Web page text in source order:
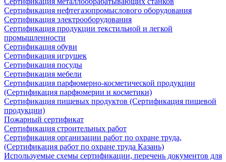
Сертификация нефтегазопромыслового оборудования
Сертификация электрооборудования
Сертификация продукции текстильной и легкой
промышленности
Сертификация обуви
Сертификация игрушек
Сертификация посуды
Сертификация мебели
Сертификация парфюмерно-косметической продукции
(Сертификация парфюмерии и косметики)
Сертификация пищевых продуктов (Сертификация пищевой
продукции)
Пожарный сертификат
Сертификация строительных работ
Сертификация организации работ по охране труда,
(Сертификация работ по охране труда Казань)
Используемые схемы сертификации, перечень документов для